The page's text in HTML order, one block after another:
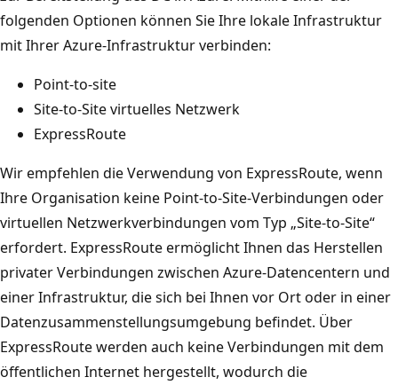
folgenden Optionen können Sie Ihre lokale Infrastruktur
mit Ihrer Azure-Infrastruktur verbinden:
Point-to-site
Site-to-Site virtuelles Netzwerk
ExpressRoute
Wir empfehlen die Verwendung von ExpressRoute, wenn
Ihre Organisation keine Point-to-Site-Verbindungen oder
virtuellen Netzwerkverbindungen vom Typ „Site-to-Site“
erfordert. ExpressRoute ermöglicht Ihnen das Herstellen
privater Verbindungen zwischen Azure-Datencentern und
einer Infrastruktur, die sich bei Ihnen vor Ort oder in einer
Datenzusammenstellungsumgebung befindet. Über
ExpressRoute werden auch keine Verbindungen mit dem
öffentlichen Internet hergestellt, wodurch die